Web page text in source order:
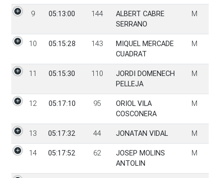
9 05:13:00 144
ALBERT CABRE
SERRANO
M
10 05:15:28 143
MIQUEL MERCADE
CUADRAT
M
11 05:15:30 110
JORDI DOMENECH
PELLEJA
M
12 05:17:10 95
ORIOL VILA
COSCONERA
M
13 05:17:32 44 JONATAN VIDAL M
14 05:17:52 62
JOSEP MOLINS
ANTOLIN
M